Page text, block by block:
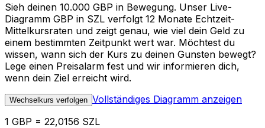
Sieh deinen 10.000 GBP in Bewegung. Unser Live-
Diagramm GBP in SZL verfolgt 12 Monate Echtzeit-
Mittelkursraten und zeigt genau, wie viel dein Geld zu
einem bestimmten Zeitpunkt wert war. Möchtest du
wissen, wann sich der Kurs zu deinen Gunsten bewegt?
Lege einen Preisalarm fest und wir informieren dich,
wenn dein Ziel erreicht wird.
Wechselkurs verfolgen Vollständiges Diagramm anzeigen
1 GBP = 22,0156 SZL